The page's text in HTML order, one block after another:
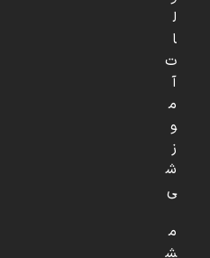
ل
ا
ت
آ
م
و
ز
ش
ی
م
ش